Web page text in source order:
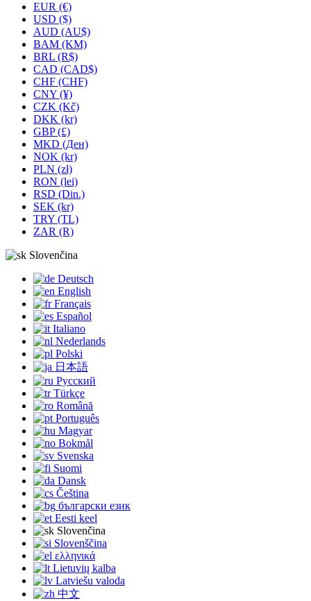
EUR (€)
USD ($)
AUD (AU$)
BAM (KM)
BRL (R$)
CAD (CAD$)
CHF (CHF)
CNY (¥)
CZK (Kč)
DKK (kr)
GBP (£)
MKD (Ден)
NOK (kr)
PLN (zł)
RON (lei)
RSD (Din.)
SEK (kr)
TRY (TL)
ZAR (R)
Slovenčina
Deutsch
English
Français
Español
Italiano
Nederlands
Polski
日本語
Русский
Türkçe
Română
Português
Magyar
Bokmål
Svenska
Suomi
Dansk
Čeština
български език
Eesti keel
Slovenčina
Slovenščina
ελληνικά
Lietuvių kalba
Latviešu valoda
中文